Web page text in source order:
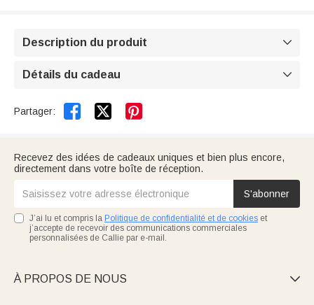
Description du produit 
Détails du cadeau 
Partager:  
Recevez des idées de cadeaux uniques et bien plus encore,
directement dans votre boîte de réception.
S'abonner
J’ai lu et compris la Politique de confidentialité et de cookies et
j’accepte de recevoir des communications commerciales
personnalisées de Callie par e-mail.
À PROPOS DE NOUS 